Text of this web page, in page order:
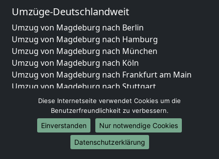
Umzüge-Deutschlandweit
Umzug von Magdeburg nach Berlin
Umzug von Magdeburg nach Hamburg
Umzug von Magdeburg nach München
Umzug von Magdeburg nach Köln
Umzug von Magdeburg nach Frankfurt am Main
Umzug von Magdeburg nach Stuttgart
Umzug von Magdeburg nach Düsseldorf
Umzug von Magdeburg nach Leipzig
Umzug von Magdeburg nach Dortmund
Umzug von Magdeburg nach Essen
Umzug von Magdeburg nach Bremen
Diese Internetseite verwendet Cookies um die
Benutzerfreundlichkeit zu verbessern.
Einverstanden
Nur notwendige Cookies
Datenschutzerklärung